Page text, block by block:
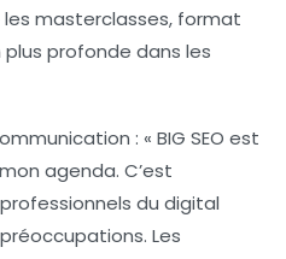
masterclasses, format
profonde dans les
: « BIG SEO est
agenda. C’est
professionnels du digital
Les